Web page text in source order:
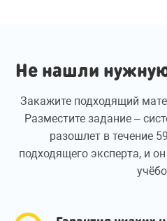
Не нашли
Закажите подходящий
Разместите задание –
разошлет в течение
подходящего эксперта, и